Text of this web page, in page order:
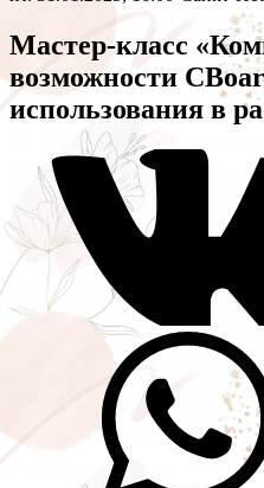
Мастер-класс
возможности
использования в